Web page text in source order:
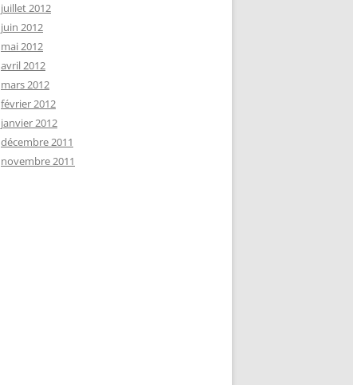
juillet 2012
juin 2012
mai 2012
avril 2012
mars 2012
février 2012
janvier 2012
décembre 2011
novembre 2011